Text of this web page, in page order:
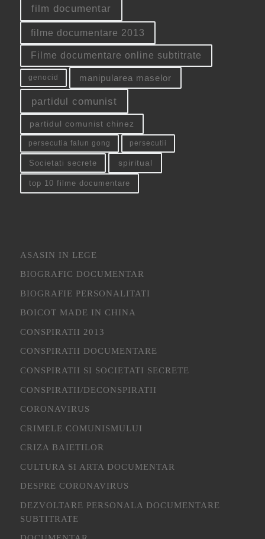
film documentar
filme documentare 2013
Filme documentare online subtitrate
genocid manipularea maselor
partidul comunist
partidul comunist chinez
persecutia falun gong persecutii
Societati secrete spiritual
top 10 filme documentare
ASASIN IN LEGE
BIOGRAFIC DOCUMENTAR
BIOGRAFIE PERSONALITATI
BOICOT MADE IN CHINA
CONSPIRATII 2013
CONSPIRATII DOCUMENTARE
CONSPIRATII SI SOCIETATI SECRETE
CONSPIRATII/DECONSPIRATII
CORONAVIRUS
CRIMELE COMUNISMULUI
CRIZA BAIETILOR
CULTURA SI ARTA DOCUMENTAR
DESPRE CORONAVIRUS
DEZVOLTARE PERSONALA DOCUMENTARE
SUBTITRATE